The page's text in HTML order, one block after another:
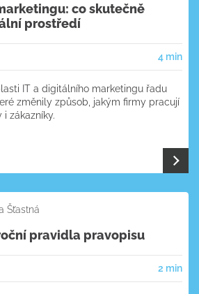
co skutečně
prostředí
4 min
IT a digitálního marketingu řadu
změnily způsob, jakým firmy pracují
zákazníky.
Šťastná
pravidla pravopisu
2 min